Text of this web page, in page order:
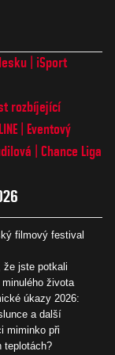
iSport
rozbíjející
Eventový
Chance Liga
filmový festival
že jste potkali
života
úkazy 2026:
a další
miminko při
teplotách?